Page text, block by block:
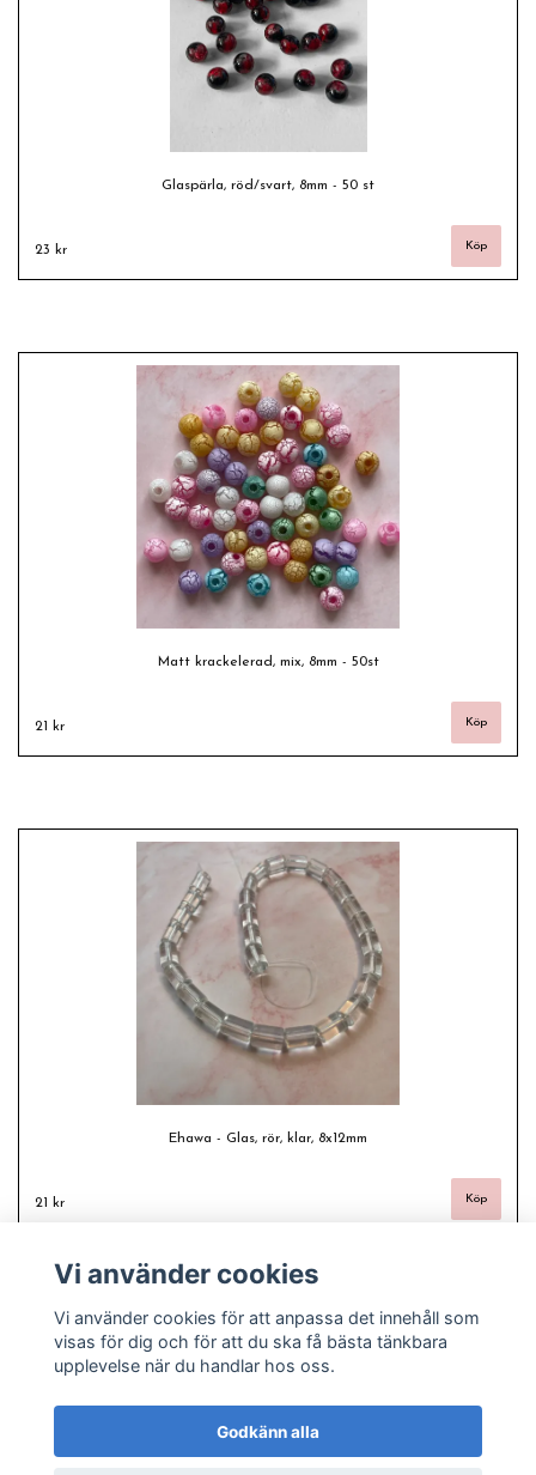
Glaspärla, röd/svart, 8mm - 50 st
23 kr
Matt krackelerad, mix, 8mm - 50st
21 kr
Ehawa - Glas, rör, klar, 8x12mm
21 kr
Vi använder cookies
Vi använder cookies för att anpassa det innehåll som
visas för dig och för att du ska få bästa tänkbara
upplevelse när du handlar hos oss.
Godkänn alla